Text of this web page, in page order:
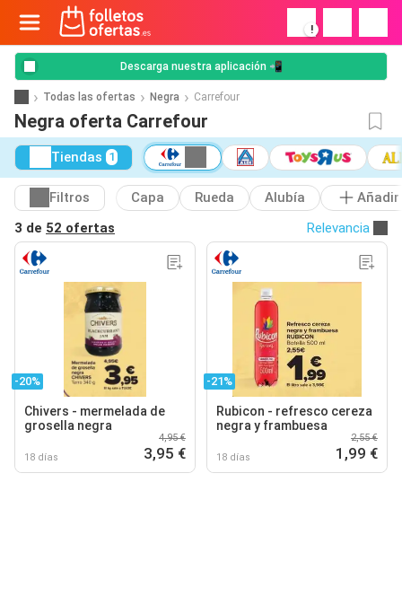
!
Descarga nuestra aplicación 📲
Todas las ofertas Negra Carrefour
Negra oferta Carrefour
Tiendas 1
Filtros Capa Rueda Alubía
Añadir
3 de 52 ofertas Relevancia
-20%
Chivers - mermelada de
grosella negra
18 días
4,95 €
3,95 €
-21%
Rubicon - refresco cereza
negra y frambuesa
18 días
2,55 €
1,99 €